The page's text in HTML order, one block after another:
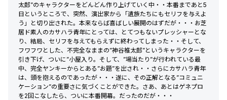
太郎”のキャラクターをどんどん作り上げていく中・・本番まであと5
日というところで、突然、演出家から「遺族たちにもセリフを与えよ
う」と切り出された。本来ならば喜ばしい展開のはずだが・・・お芝
居ド素人のカサハラ青年にとっては、とてつもないプレッシャーとな
り、結局、セリフを与えてもらえずに終わってしまった・・そして、
フワフワとした、不完全なままの”神谷椎太郎”というキャラクターを
引き下げ、ついに”小屋入り。そして、”場当たり”が行われている最
中、完全ヤンキーからとある”お題”を出され・・さらにカサハラ青年
は、頭を抱えるのであったが・・・遂に、その正解となる”コミュニ
ケーション”の重要さに気づくことができた。さあ、あとはゲネプロ
を2回こなしたら、ついに本番開幕。だったのだが・・・